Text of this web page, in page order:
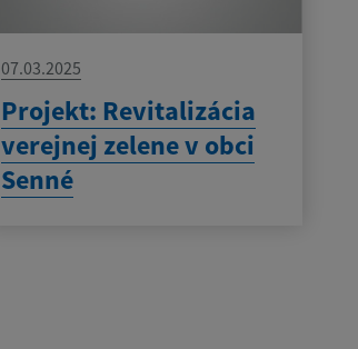
07.03.2025
Projekt: Revitalizácia
verejnej zelene v obci
Senné